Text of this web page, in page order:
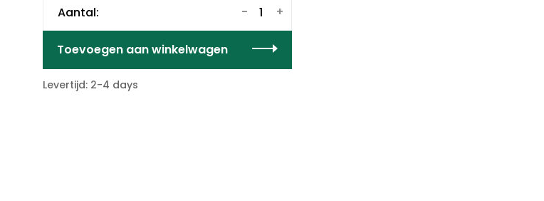
Aantal: +
-
Toevoegen aan winkelwagen
Levertijd: 2-4 days